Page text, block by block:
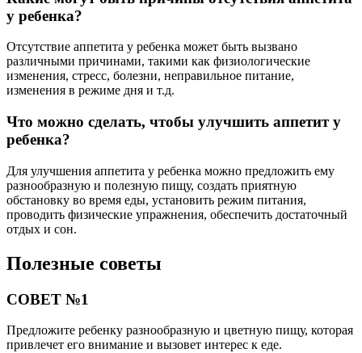
у ребенка?
Отсутствие аппетита у ребенка может быть вызвано
различными причинами, такими как физиологические
изменения, стресс, болезни, неправильное питание,
изменения в режиме дня и т.д.
Что можно сделать, чтобы улучшить аппетит у
ребенка?
Для улучшения аппетита у ребенка можно предложить ему
разнообразную и полезную пищу, создать приятную
обстановку во время еды, установить режим питания,
проводить физические упражнения, обеспечить достаточный
отдых и сон.
Полезные советы
СОВЕТ №1
Предложите ребенку разнообразную и цветную пищу, которая
привлечет его внимание и вызовет интерес к еде.